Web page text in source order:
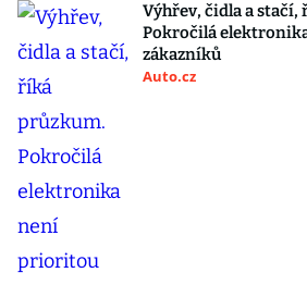
Výhřev, čidla a stačí,
Pokročilá
zákazníků
Auto.cz